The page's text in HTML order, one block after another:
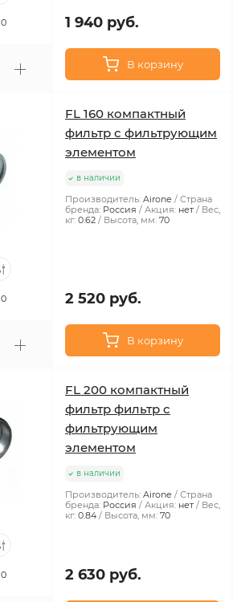
0 1 940 руб.
В корзину
0
FL 160 компактный
фильтр с фильтрующим
элементом
в наличии
Производитель: Airone
Страна
бренда: Россия Акция: нет
Вес,
кг: 0.62 Высота, мм: 70
2 520 руб.
В корзину
0
FL 200 компактный
фильтр фильтр с
фильтрующим
элементом
в наличии
Производитель: Airone
Страна
бренда: Россия Акция: нет
Вес,
кг: 0.84 Высота, мм: 70
2 630 руб.